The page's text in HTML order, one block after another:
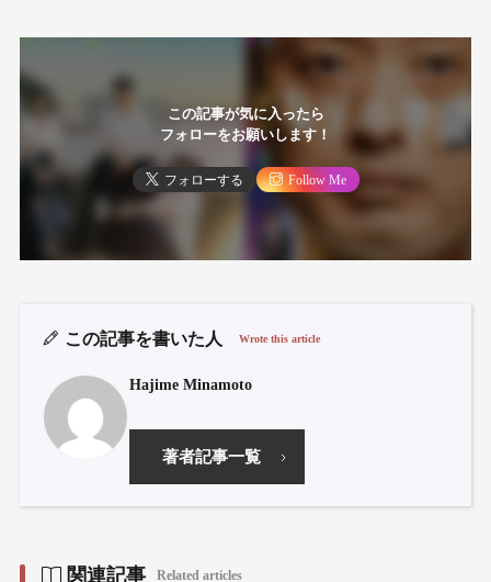
この記事が気に入ったら
フォローをお願いします！
フォローする Follow Me
この記事を書いた人 Wrote this article
Hajime Minamoto
著者記事一覧
関連記事 Related articles